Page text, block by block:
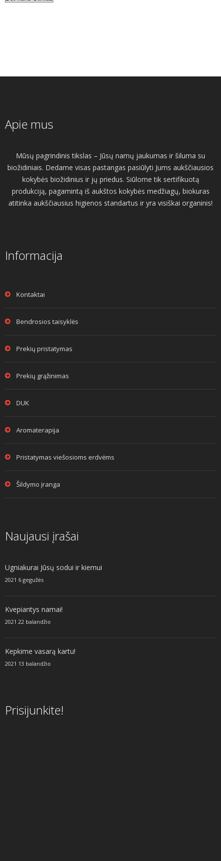
Apie mus
Mūsų pagrindinis tikslas – Jūsų namų jaukumas ir šiluma su
biožidiniais. Dedame visas pastangas pasiūlyti Jums aukščiausios
kokybės biožidinius ir jų priedus. Siūlome tik sertifikuotą
produkciją, pagamintą iš aukštos kokybės medžiagų, biokuras
atitinka aukščiausius higienos standartus ir yra visiškai organinis!
Informacija
Kontaktai
Bendrosios taisyklės
Prekių pristatymas
Prekių grąžinimas
DUK
Aromaterapija
Pristatymas viešosioms erdvėms
Šildymo įranga
Naujausi įrašai
Ugniakurai Jūsų sodui ir kiemui
2021 6 gegužės
Kvepiantys namai!
2021 22 balandžio
Kepkime vasarą kartu!
2021 13 balandžio
Prisijunkite!